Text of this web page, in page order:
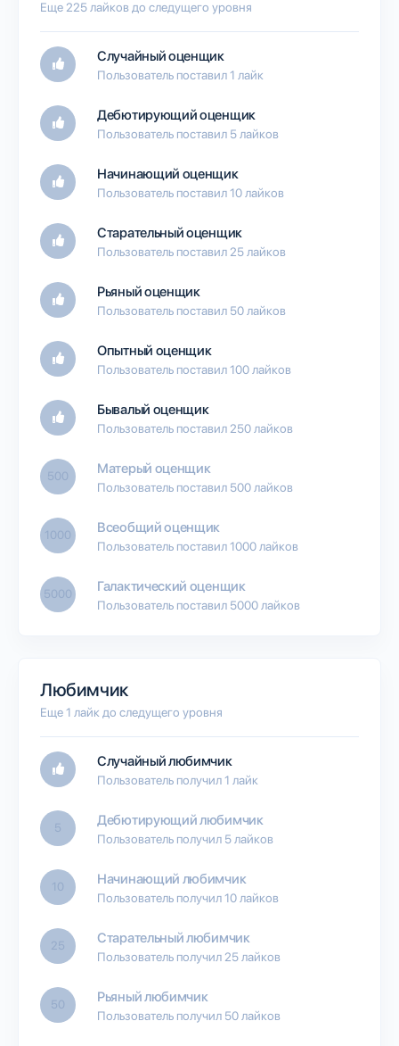
Еще 225 лайков до следущего уровня
Случайный оценщик
Пользователь поставил 1 лайк
Дебютирующий оценщик
Пользователь поставил 5 лайков
Начинающий оценщик
Пользователь поставил 10 лайков
Старательный оценщик
Пользователь поставил 25 лайков
Рьяный оценщик
Пользователь поставил 50 лайков
Опытный оценщик
Пользователь поставил 100 лайков
Бывалый оценщик
Пользователь поставил 250 лайков
500 Матерый оценщик
Пользователь поставил 500 лайков
1000 Всеобщий оценщик
Пользователь поставил 1000 лайков
5000 Галактический оценщик
Пользователь поставил 5000 лайков
Любимчик
Еще 1 лайк до следущего уровня
Случайный любимчик
Пользователь получил 1 лайк
5 Дебютирующий любимчик
Пользователь получил 5 лайков
10 Начинающий любимчик
Пользователь получил 10 лайков
25 Старательный любимчик
Пользователь получил 25 лайков
50 Рьяный любимчик
Пользователь получил 50 лайков